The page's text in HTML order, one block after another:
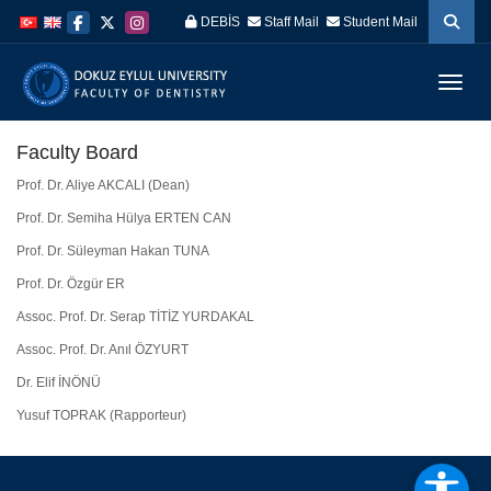
atla
Navigasyona
atla
DEBİS Staff Mail Student Mail
Faculty Board
Prof. Dr. Aliye AKCALI (Dean)
Prof. Dr. Semiha Hülya ERTEN CAN
Prof. Dr. Süleyman Hakan TUNA
Prof. Dr. Özgür ER
Assoc. Prof. Dr. Serap TİTİZ YURDAKAL
Assoc. Prof. Dr. Anıl ÖZYURT
Dr. Elif İNÖNÜ
Yusuf TOPRAK (Rapporteur)